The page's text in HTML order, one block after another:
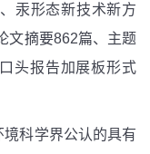
汞形态新技术新方
文摘要862篇、主题
头报告加展板形式
科学界公认的具有